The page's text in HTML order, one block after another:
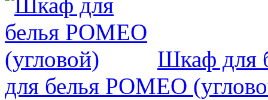
Шкаф для
для белья РОМЕО